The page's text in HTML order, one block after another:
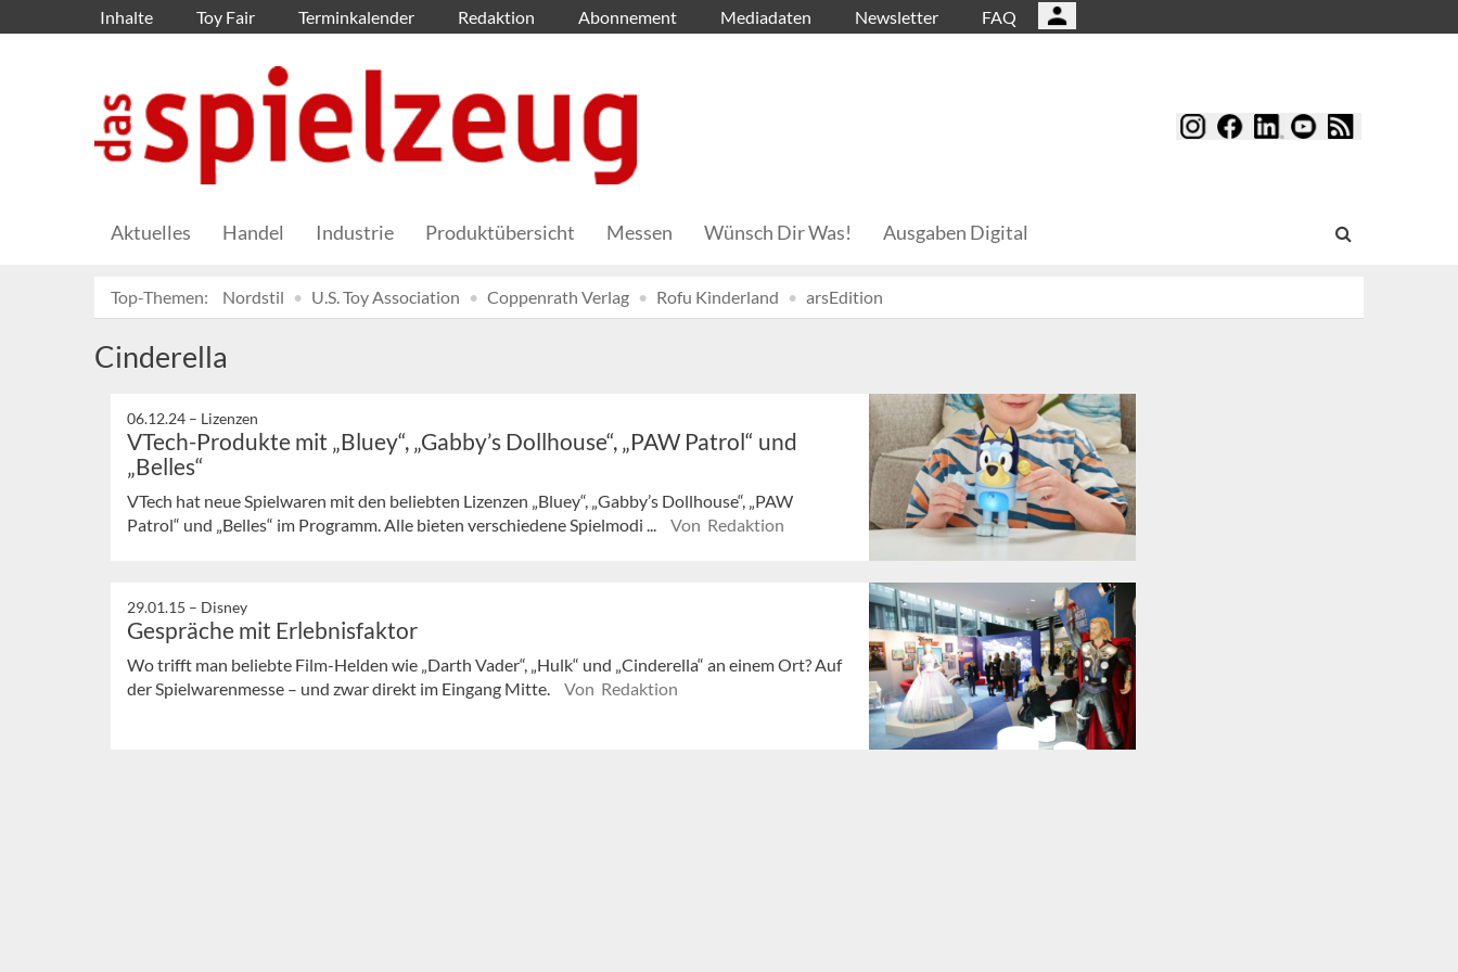
Inhalte Toy Fair Terminkalender Redaktion Abonnement Mediadaten Newsletter FAQ
Aktuelles Handel Industrie Produktübersicht Messen Wünsch Dir Was! Ausgaben Digital
Top-Themen: Nordstil U.S. Toy Association Coppenrath Verlag Rofu Kinderland arsEdition
Cinderella
06.12.24 – Lizenzen
VTech-Produkte mit „Bluey“, „Gabby’s Dollhouse“, „PAW Patrol“ und
„Belles“
VTech hat neue Spielwaren mit den beliebten Lizenzen „Bluey“, „Gabby’s Dollhouse“, „PAW
Patrol“ und „Belles“ im Programm. Alle bieten verschiedene Spielmodi ...
Von Redaktion
29.01.15 – Disney
Gespräche mit Erlebnisfaktor
Wo trifft man beliebte Film-Helden wie „Darth Vader“, „Hulk“ und „Cinderella“ an einem Ort? Auf
der Spielwarenmesse – und zwar direkt im Eingang Mitte.
Von Redaktion